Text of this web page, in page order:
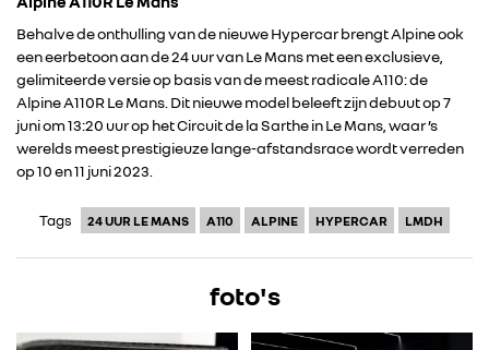
RENAULT GROUP
RENAULT
DACIA
Behalve de onthulling van de nieuwe Hypercar brengt Alpine ook
een eerbetoon aan de 24 uur van Le Mans met een exclusieve,
gelimiteerde versie op basis van de meest radicale A110: de
Alpine A110R Le Mans. Dit nieuwe model beleeft zijn debuut op 7
juni om 13:20 uur op het Circuit de la Sarthe in Le Mans, waar ’s
werelds meest prestigieuze lange-afstandsrace wordt verreden
op 10 en 11 juni 2023.
Tags 24 UUR LE MANS A110 ALPINE HYPERCAR LMDH
foto's